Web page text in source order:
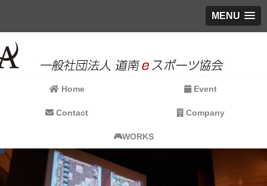
MENU
Home Event
Contact Company
🎮WORKS